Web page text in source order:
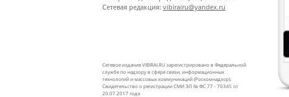
Сетевая редакция: vibirairu@yandex.ru
Сетевое издание VIBIRAI.RU зарегистрировано в Федеральной
службе по надзору в сфере связи, информационных
технологий и массовых коммуникаций (Роскомнадзор).
Свидетельство о регистрации СМИ ЭЛ № ФС 77 - 70345 от
20.07.2017 года